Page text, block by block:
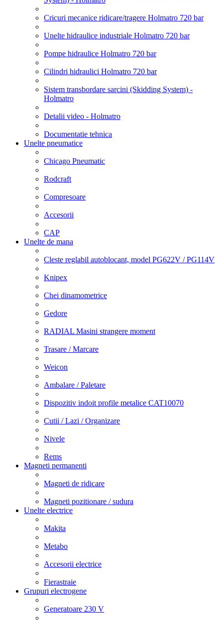
Cricuri mecanice ridicare/tragere Holmatro 720 bar
Unelte hidraulice industriale Holmatro 720 bar
Pompe hidraulice Holmatro 720 bar
Cilindri hidraulici Holmatro 720 bar
Sistem transbordare sarcini (Skidding System) -
Holmatro
Detalii video - Holmatro
Documentatie tehnica
Unelte pneumatice
Chicago Pneumatic
Rodcraft
Compresoare
Accesorii
CAP
Unelte de mana
Cleste reglabil autoblocant, model PG622V / PG114V
Knipex
Chei dinamometrice
Gedore
RADIAL Masini strangere moment
Trasare / Marcare
Weicon
Ambalare / Paletare
Dispozitiv indoit profile metalice CAT10070
Cutii / Lazi / Organizare
Nivele
Rems
Magneti permanenti
Magneti de ridicare
Magneti pozitionare / sudura
Unelte electrice
Makita
Metabo
Accesorii electrice
Fierastraie
Grupuri electrogene
Generatoare 230 V